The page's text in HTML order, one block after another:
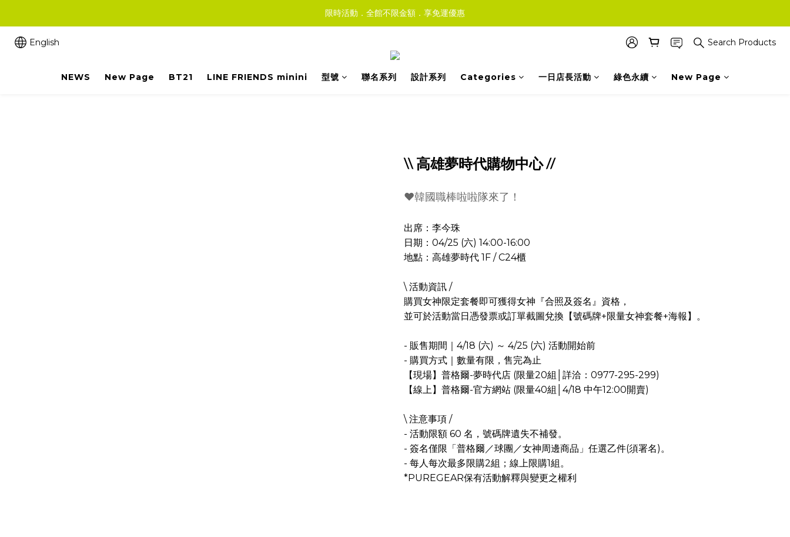
限時活動．全館不限金額．享免運優惠
English Search Products
NEWS New Page BT21 LINE FRIENDS minini 型號 聯名系列 設計系列 Categories 一日店長活動 綠色永續 New Page
\\ 高雄夢時代購物中心 //
❤️韓國職棒啦啦隊來了！
出席：李今珠
日期：04/25 (六) 14:00-16:00
地點：高雄夢時代 1F / C24櫃
\ 活動資訊 /
購買女神限定套餐即可獲得女神『合照及簽名』資格，
並可於活動當日憑發票或訂單截圖兌換【號碼牌+限量女神套餐+海報】。
- 販售期間｜4/18 (六) ～ 4/25 (六) 活動開始前
- 購買方式｜數量有限，售完為止
【現場】普格爾-夢時代店 (限量20組│詳洽：0977-295-299)
【線上】普格爾-官方網站 (限量40組│4/18 中午12:00開賣)
\ 注意事項 /
- 活動限額 60 名，號碼牌遺失不補發。
- 簽名僅限「普格爾／球團／女神周邊商品」任選乙件(須署名)。
- 每人每次最多限購2組；線上限購1組。
*PUREGEAR保有活動解釋與變更之權利